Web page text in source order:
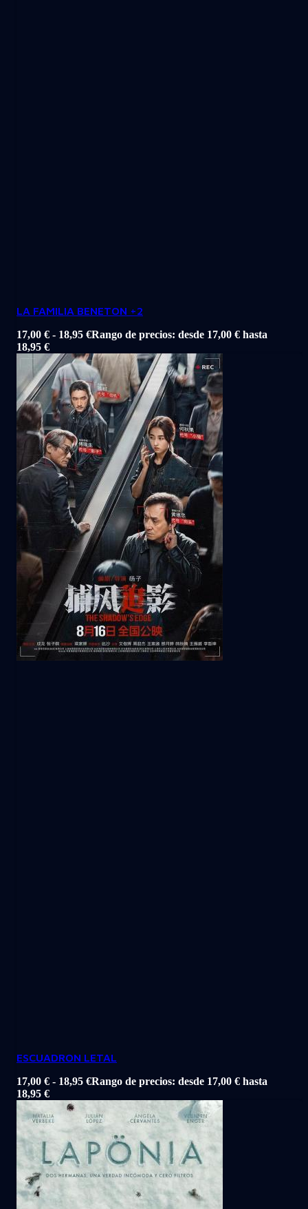
LA FAMILIA BENETON +2
17,00 € - 18,95 €Rango de precios: desde 17,00 € hasta
18,95 €
ESCUADRON LETAL
17,00 € - 18,95 €Rango de precios: desde 17,00 € hasta
18,95 €